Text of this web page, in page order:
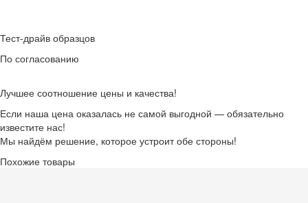
Тест-драйв образцов
По согласованию
Лучшее соотношение цены и качества!
Если наша цена оказалась не самой выгодной — обязательно
известите нас!
Мы найдём решение, которое устроит обе стороны!
Похожие товары